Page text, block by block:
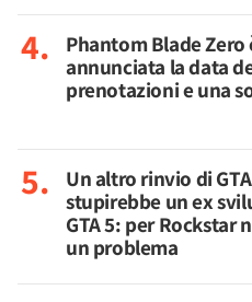
Phantom Blade
annunciata la data
prenotazioni e una
Un altro rinvio di
stupirebbe un ex
GTA 5: per Rockstar
un problema